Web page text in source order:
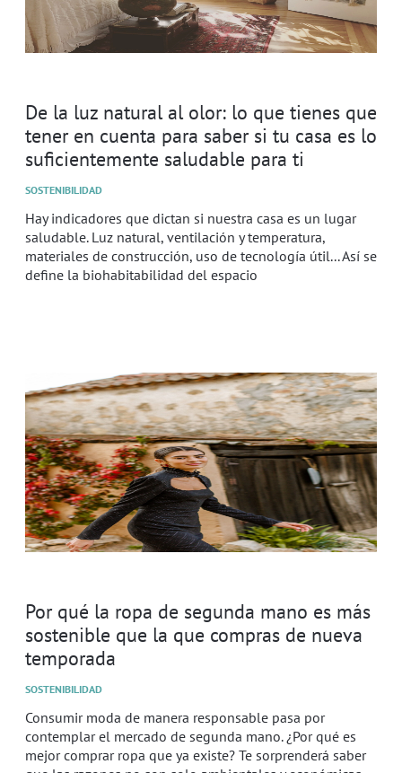
De la luz natural al olor: lo que tienes que
tener en cuenta para saber si tu casa es lo
suficientemente saludable para ti
SOSTENIBILIDAD
Hay indicadores que dictan si nuestra casa es un lugar
saludable. Luz natural, ventilación y temperatura,
materiales de construcción, uso de tecnología útil... Así se
define la biohabitabilidad del espacio
Por qué la ropa de segunda mano es más
sostenible que la que compras de nueva
temporada
SOSTENIBILIDAD
Consumir moda de manera responsable pasa por
contemplar el mercado de segunda mano. ¿Por qué es
mejor comprar ropa que ya existe? Te sorprenderá saber